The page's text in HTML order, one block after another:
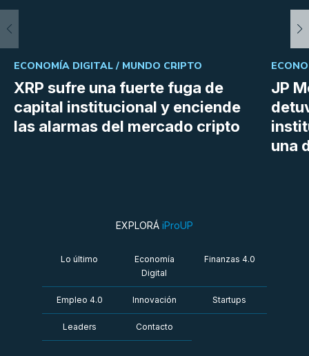
XRP sufre una fuerte fuga de
capital institucional y enciende
las alarmas del mercado cripto
ECONOMÍA DIGITAL / MUNDO CRIPTO
JP
una
EXPLORÁ iProUP
Lo último
Economía
Digital
Finanzas 4.0
Empleo 4.0 Innovación Startups
Leaders Contacto